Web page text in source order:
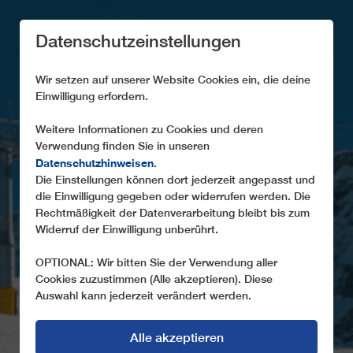
IMPRESSUM UND
AGB
Datenschutzeinstellungen
Wir setzen auf unserer Website Cookies ein, die deine
Einwilligung erfordern.
Weitere Informationen zu Cookies und deren
Verwendung finden Sie in unseren
Datenschutzhinweisen.
Die Einstellungen können dort jederzeit angepasst und
die Einwilligung gegeben oder widerrufen werden. Die
Rechtmäßigkeit der Datenverarbeitung bleibt bis zum
Widerruf der Einwilligung unberührt.
OPTIONAL: Wir bitten Sie der Verwendung aller
Cookies zuzustimmen (Alle akzeptieren). Diese
Auswahl kann jederzeit verändert werden.
Alle akzeptieren